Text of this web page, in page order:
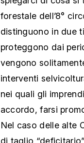
forestale dell’8°
distinguono in due
proteggono dai
vengono
interventi
nei quali gli
accordo, farsi
Nel caso delle alte
di taglio